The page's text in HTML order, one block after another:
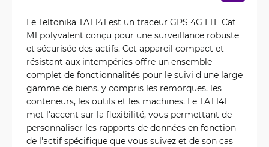
Le Teltonika TAT141 est un traceur GPS 4G LTE Cat
M1 polyvalent conçu pour une surveillance robuste
et sécurisée des actifs. Cet appareil compact et
résistant aux intempéries offre un ensemble
complet de fonctionnalités pour le suivi d'une large
gamme de biens, y compris les remorques, les
conteneurs, les outils et les machines. Le TAT141
met l'accent sur la flexibilité, vous permettant de
personnaliser les rapports de données en fonction
de l'actif spécifique que vous suivez et de son cas